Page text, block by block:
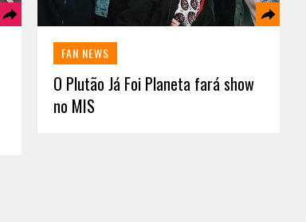
FAN NEWS
O Plutão Já Foi Planeta fará show
no MIS